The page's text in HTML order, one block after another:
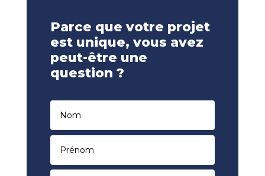
Parce que votre projet
est unique, vous avez
peut-être une
question ?